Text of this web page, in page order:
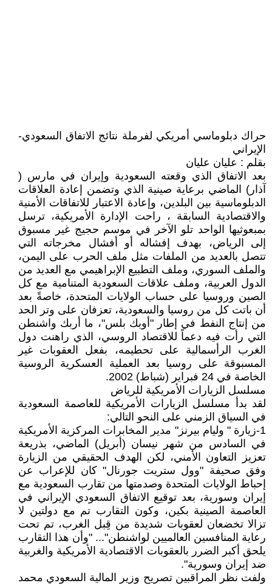
حراك دبلوماسي أمريكي لفرملة نتائج الاتفاق السعودي-
الإيراني
بقلم : عليان عليان
بعد الاتفاق الذي وقعته السعودية وإيران في مارس (
آذار) الماضي برعاية صينية الذي وتضمن إعادة العلاقات
الدبلوماسية بين البلدين، وإعادة الاعتبار للاتفاقات الأمنية
والاقتصادية السابقة ، راحت الإدارة الأمريكية، ترسل
بمبعوثيها الواحد تلو الآخر في موسم حجيج غير مسبوق
إلى الرياض، بهدف إفشاله أو أفشال مخرجاته التي
تتصل بالعديد من الملفات مثل ملف الحرب على اليمن،
والملف السوري، وملف التطبيع الإبراهيمي مع العديد من
الدول العربية، وملف علاقات السعودية المتنامية مع كل
الصين وروسيا على حساب الولايات المتحدة، خاصةً بعد
أن باتت كل من روسيا والسعودية، تعزفان على وتر الحد
من إنتاج النفط في إطار "أوبك بلس"، ما أربك واشنطن
التي رأت فيه دعماً للاقتصاد الروسي، الذي راهنت دول
الغرب الرأسمالية على تحطيمه، بفعل العقوبات غير
المسبوقة على روسيا بعد العملية العسكرية الروسية
الخاصة في 24 فبراير (شباط) 2002.
مسلسل الزيارات الأمريكية للرياض
لقد بدأ مسلسل الزيارات الأمريكية للعاصمة السعودية
في السياق الزمني على النحو التالي:
1-زيارة " وليام بيرنز" مدير المخابرات المركزية الأمريكية
في السادس من شهر نيسان (أبريل) الماضي، بذريعة
تعزيز التعاون الأمني، لكن الهدف الحقيقي من الزيارة
وفق صحيفة "وول ستريت جورنال" كان للإعراب عن
إحباط الولايات المتحدة وصدمتها من تقارب السعودية مع
إيران وسورية، بعد توقيع الاتفاق السعودي الإيراني في
العاصمة الصينية بكين، وكون التقارب تم مع دولتين لا
تزالا تخضعان لعقوبات شديدة من قِبل الغرب، تم تحت
رعاية المنافسين العالميين لواشنطن"... "وأن هذا التقارب
يلحق أكبر الضرر بالعقوبات الاقتصادية الأمريكية والغربية
ضد إيران وسورية".
ولفت نظر المراقبين تصريح وزير المالية السعودي محمد